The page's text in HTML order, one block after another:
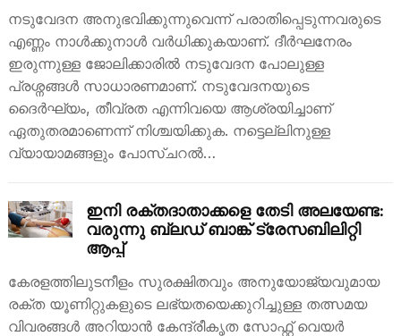
നടുവേദന അനുഭവിക്കുന്നുവെന്ന് പരാതിപ്പെടുന്നവരുടെ
എണ്ണം നാൾക്കുനാൾ വർധിക്കുകയാണ്. ദീർഘനേരം
ഇരുന്നുള്ള ജോലിക്കാരിൽ നടുവേദന പോലുള്ള
പ്രശ്നങ്ങൾ സാധാരണമാണ്. നടുവേദനയുടെ
ദൈർഘ്യം, തീവ്രത എന്നിവയെ ആശ്രയിച്ചാണ്
ഏതുതരമാണെന്ന് നിശ്ചയിക്കുക. നട്ടെല്ലിനുള്ള
വ്യായാമങ്ങളും പോസ്ചറൽ…
ഇനി രക്തദാതാക്കളെ തേടി അലയേണ്ട:
വരുന്നു ബ്ലഡ് ബാങ്ക് ട്രേസബിലിറ്റി
ആപ്പ്
കേരളത്തിലുടനീളം സുരക്ഷിതവും അനുയോജ്യവുമായ
രക്ത യൂണിറ്റുകളുടെ ലഭ്യതയെക്കുറിച്ചുള്ള തത്സമയ
വിവരങ്ങൾ അറിയാൻ കേന്ദ്രീകൃത സോഫ്റ്റ് വെയർ